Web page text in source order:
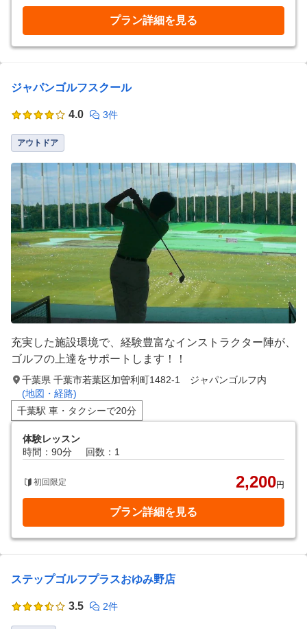
プラン詳細を見る
ジャパンゴルフスクール
4.0 3件
アウトドア
充実した施設環境で、経験豊富なインストラクター陣が、
ゴルフの上達をサポートします！！
千葉県 千葉市若葉区加曽利町1482-1 ジャパンゴルフ内
(地図・経路)
千葉駅 車・タクシーで20分
体験レッスン
時間：90分
回数：1
初回限定 2,200円
プラン詳細を見る
ステップゴルフプラスおゆみ野店
3.5 2件